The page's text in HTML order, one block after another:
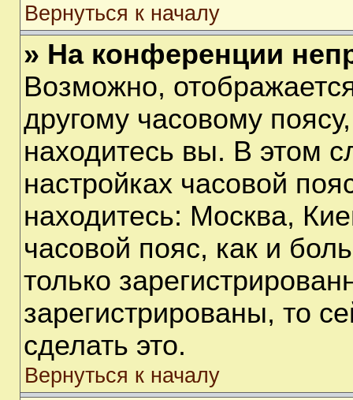
Вернуться к началу
» На конференции
Возможно,
другому часовому
находитесь вы. В этом
настройках часовой
находитесь: Москва,
часовой пояс, как и
только
зарегистрированы, то
сделать это.
Вернуться к началу